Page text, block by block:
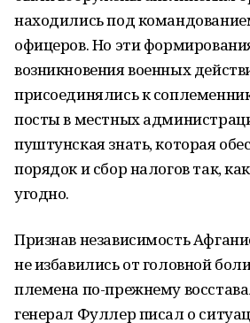
находились под
офицеров. Но эти
возникновения военных
присоединялись к
посты в местных
пуштунская знать, которая
порядок и сбор налогов так,
угодно.
Признав независимость
не избавились от головной
племена по-прежнему
генерал Фуллер писал о